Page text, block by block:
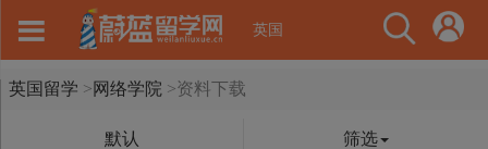
英国
英国留学 >网络学院 >资料下载
默认 筛选